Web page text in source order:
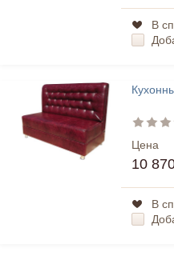
В
Цена
10
В